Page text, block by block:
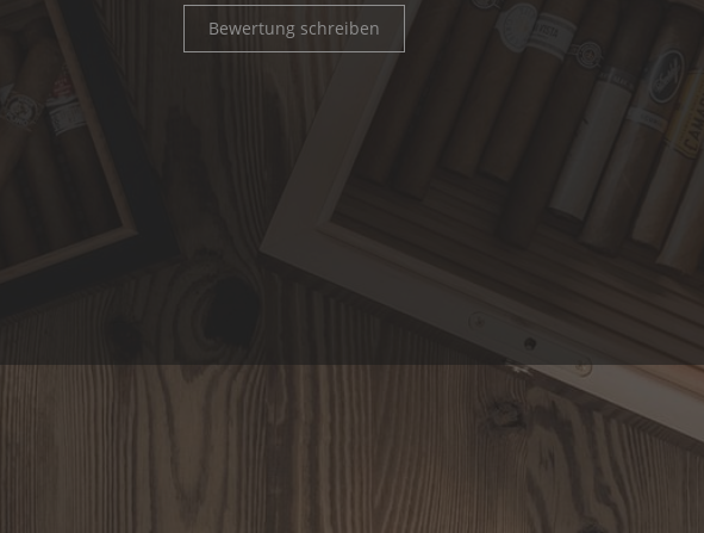
Bewertung schreiben